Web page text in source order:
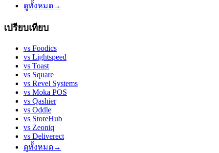
ดูทั้งหมด→
เปรียบเทียบ
vs Foodics
vs Lightspeed
vs Toast
vs Square
vs Revel Systems
vs Moka POS
vs Qashier
vs Oddle
vs StoreHub
vs Zeoniq
vs Deliverect
ดูทั้งหมด→